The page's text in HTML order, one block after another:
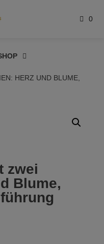
0
HERZ UND BLUME,
zwei
Blume,